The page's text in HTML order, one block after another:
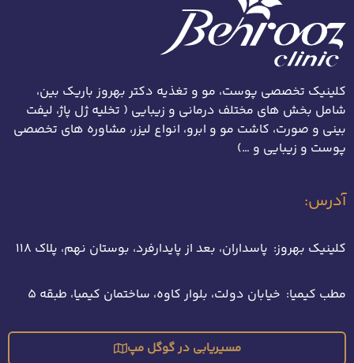
کلینیک تخصصی پوست، مو و تغذیه دکتر بهروز باریک بین،
شامل بخش های مختلف درمانی و زیبایی ( تخلیه ژل پاژ، لیفت
بینی و صورت، کاشت مو و ابرو، انواع لیزر، مشاوره های تخصصی
پوست و زیبایی و …)
آدرس:
کلینیک بهروز: پاسداران، بعد از پایدارفرد، بوستان نهم، پلاک 118
مطب کیمیا: خیابان دولت، بلوار کاوه، ساختمان کیمیا، طبقه 5
مسیریابی در گوگل مپ